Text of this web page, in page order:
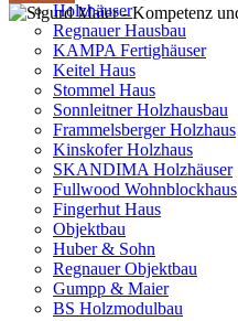
Holzhäuser
Regnauer Hausbau
KAMPA Fertighäuser
Keitel Haus
Stommel Haus
Sonnleitner Holzhausbau
Frammelsberger Holzhaus
Kinskofer Holzhaus
SKANDIMA Holzhäuser
Fullwood Wohnblockhaus
Fingerhut Haus
Objektbau
Huber & Sohn
Regnauer Objektbau
Gumpp & Maier
BS Holzmodulbau